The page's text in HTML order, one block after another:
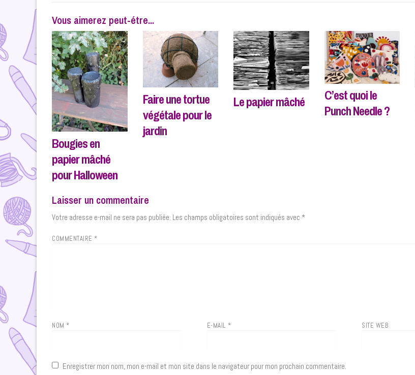
Vous aimerez peut-étre...
Bougies en
papier mâché
pour Halloween
Faire une tortue
végétale pour le
jardin
Le papier mâché
C’est quoi le
Punch Needle ?
Laisser un commentaire
Votre adresse e-mail ne sera pas publiée. Les champs obligatoires sont indiqués avec *
COMMENTAIRE *
NOM * E-MAIL * SITE WEB
Enregistrer mon nom, mon e-mail et mon site dans le navigateur pour mon prochain commentaire.